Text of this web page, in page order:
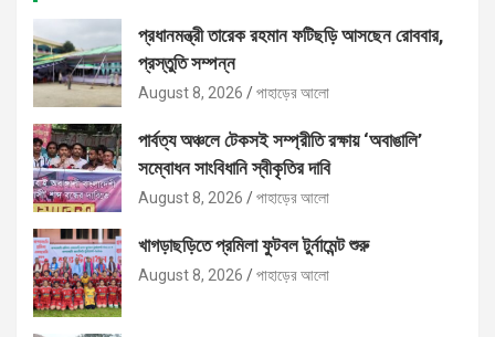
প্রধানমন্ত্রী তারেক রহমান ফটিছড়ি আসছেন রোববার,
প্রস্তুতি সম্পন্ন
August 8, 2026 পাহাড়ের আলো
পার্বত্য অঞ্চলে টেকসই সম্প্রীতি রক্ষায় ‘অবাঙালি’
সম্বোধন সাংবিধানি স্বীকৃতির দাবি
August 8, 2026 পাহাড়ের আলো
খাগড়াছড়িতে প্রমিলা ফুটবল টুর্নামেন্ট শুরু
August 8, 2026 পাহাড়ের আলো